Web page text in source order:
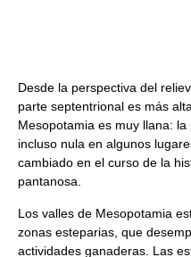
Desde la perspectiva del
parte septentrional es más
Mesopotamia es muy llana:
incluso nula en algunos
cambiado en el curso de la
pantanosa.
Los valles de Mesopotamia
zonas esteparias, que
actividades ganaderas. Las